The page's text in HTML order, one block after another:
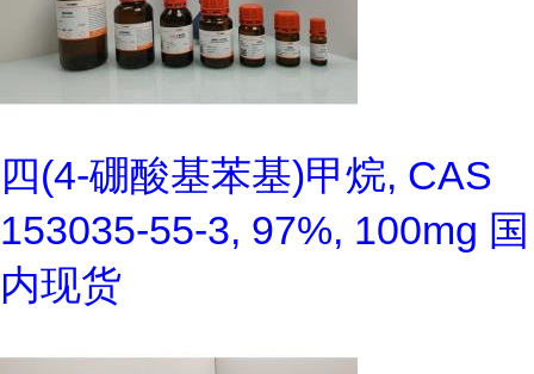
四(4-硼酸基苯基)甲烷, CAS
153035-55-3, 97%, 100mg 国
内现货